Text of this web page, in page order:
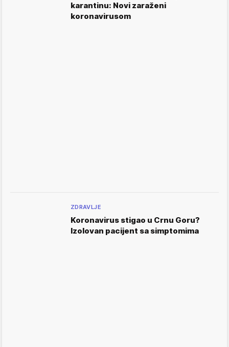
karantinu: Novi zaraženi
koronavirusom
ZDRAVLJE
Koronavirus stigao u Crnu Goru?
Izolovan pacijent sa simptomima